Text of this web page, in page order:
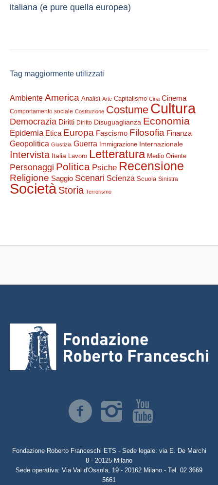
italiana (e pure quella europea)
Tag maggiormente utilizzati
Ambiente America Analisi Arte Capitalismo Cina Cinema
Comportamento sociale Costituzione Costume Cultura
Democrazia Diritti Diritto Disuguaglianza Economia
Epidemia Etica Europa Fascismo Filosofia Finanza
Geopolitica Giustizia Guerra Immigrazione Internazionale
Intervista Italia Lavoro Letteratura Medio Oriente
Personaggi Politica Psiche Recensione
Religione Saggio Scenari Scienza Scuola Sinistra
Società Storia Terrorismo
Fondazione Roberto Franceschi ETS - Sede legale: via E. De Marchi
8 - 20125 Milano
Sede operativa: Via Val d'Ossola, 19 - 20162 Milano - Tel. 02 3669
5661